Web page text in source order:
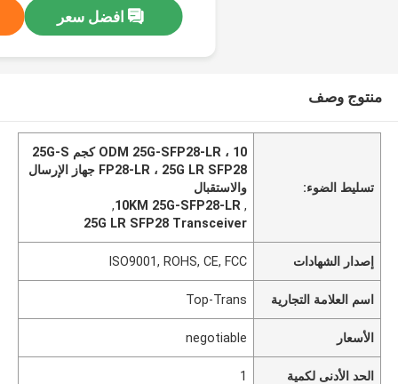
افضل سعر
منتوج وصف
تسليط الضوء:
ODM 25G-SFP28-LR ، 10 كجم 25G-S
FP28-LR ، 25G LR SFP28 جهاز الإرسال
والاستقبال
,
10KM 25G-SFP28-LR
,
25G LR SFP28 Transceiver
إصدار الشهادات ISO9001, ROHS, CE, FCC
اسم العلامة التجارية Top-Trans
الأسعار negotiable
الحد الأدنى لكمية 1